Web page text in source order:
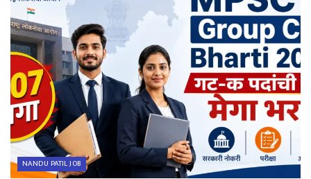
NANDU PATIL JOB